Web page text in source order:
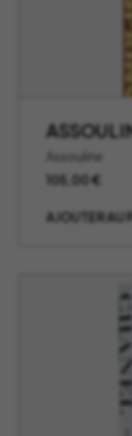
Assouline
105,00€
AJOUTER AU